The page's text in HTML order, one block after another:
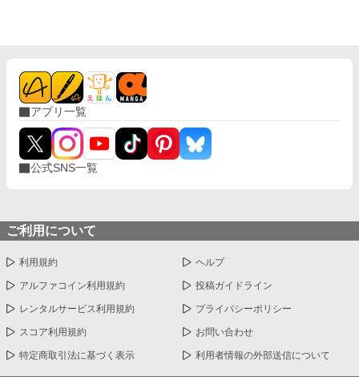
なかったのかと、後悔と罪悪感が私を襲う。 それでもこの安寧を
捨てられない私はただ祈るしかできない。 どうかあの子が救われ
ますようにと。
アプリ一覧
公式SNS一覧
ご利用について
利用規約 ヘルプ
アルファコイン利用規約 投稿ガイドライン
レンタルサービス利用規約 プライバシーポリシー
スコア利用規約 お問い合わせ
特定商取引法に基づく表示 利用者情報の外部送信について